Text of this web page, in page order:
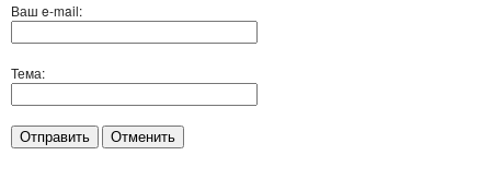
Ваш e-mail:
Тема:
Отправить Отменить